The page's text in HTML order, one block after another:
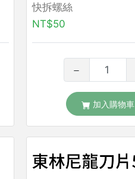
快拆螺絲
NT$50
加入購物車